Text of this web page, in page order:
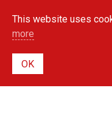
This website uses
more